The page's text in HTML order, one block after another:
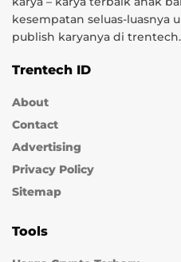
kesempatan seluas-luasnya
publish karyanya di trentech.
Trentech ID
About
Contact
Advertising
Privacy Policy
Sitemap
Tools